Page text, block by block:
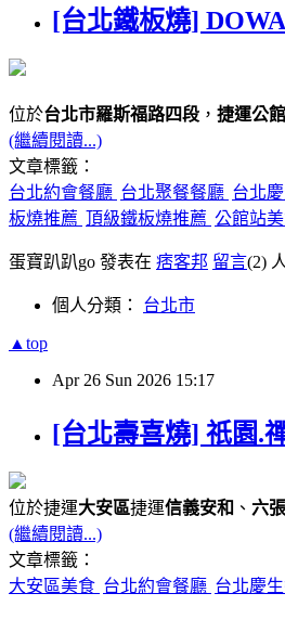
[台北鐵板燒]
位於台北市羅斯福路四段 ， 捷運公
(繼續閱讀...)
文章標籤：
台北約會餐廳 台北聚餐餐廳 台北
板燒推薦 頂級鐵板燒推薦 公館站
蛋寶趴趴go 發表在 痞客邦 留言(2)
個人分類： 台北市
▲top
Apr 26 Sun 2026 15:17
[台北壽喜燒] 祇園.
位於捷運大安區捷運信義安和 、 六
(繼續閱讀...)
文章標籤：
大安區美食 台北約會餐廳 台北慶